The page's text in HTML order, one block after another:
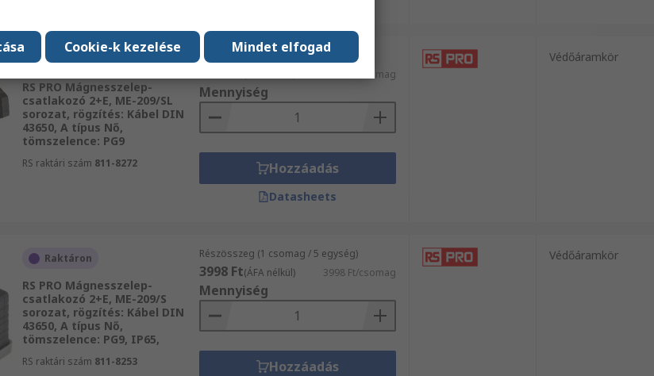
Raktáron
RS PRO Mágnesszelep-
csatlakozó 2+E, ME-209/SL
sorozat, rögzítés: Kábel DIN
43650, A típus Nő,
tömszelence: PG9
RS raktári szám 811-8272
Részösszeg (1 csomag / 5 egység)
6000 Ft/csomag
Mennyiség
Hozzáadás
Datasheets
Védőáramkör
Raktáron
RS PRO Mágnesszelep-
csatlakozó 2+E, ME-209/S
sorozat, rögzítés: Kábel DIN
43650, A típus Nő,
tömszelence: PG9, IP65,
RS raktári szám 811-8253
Részösszeg (1 csomag / 5 egység)
3998 Ft(ÁFA nélkül) 3998 Ft/csomag
Mennyiség
Hozzáadás
Védőáramkör
Mindet elfogad
Cookie-k kezelése